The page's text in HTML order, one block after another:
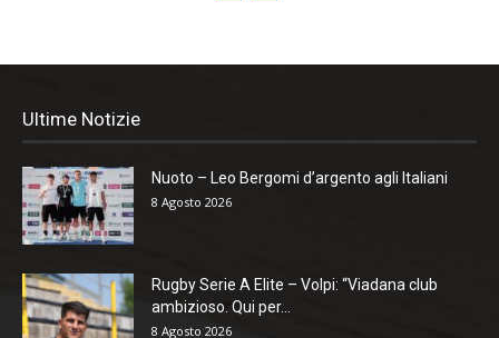
Ultime Notizie
Nuoto – Leo Bergomi d’argento agli Italiani
8 Agosto 2026
Rugby Serie A Elite – Volpi: “Viadana club
ambizioso. Qui per...
8 Agosto 2026